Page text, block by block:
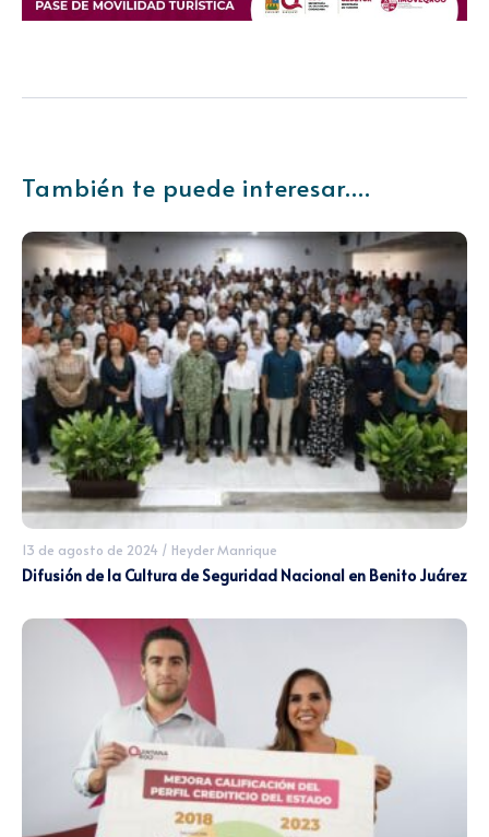
También te puede interesar....
13 de agosto de 2024 / Heyder Manrique
Difusión de la Cultura de Seguridad Nacional en Benito Juárez